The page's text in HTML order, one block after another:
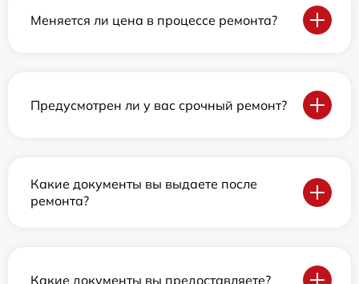
Меняется ли цена в процессе ремонта?
Предусмотрен ли у вас срочный ремонт?
Какие документы вы выдаете после
ремонта?
Какие документы вы предоставляете?